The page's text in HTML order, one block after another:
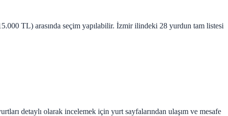
TL) arasında seçim yapılabilir. İzmir ilindeki 28 yurdun tam listesi
detaylı olarak incelemek için yurt sayfalarından ulaşım ve mesafe